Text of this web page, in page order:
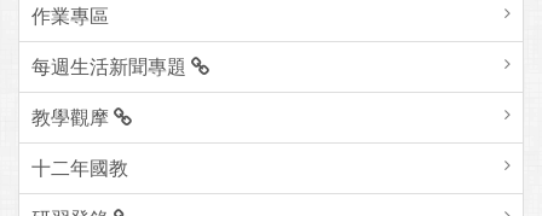
作業專區
每週生活新聞專題
教學觀摩
十二年國教